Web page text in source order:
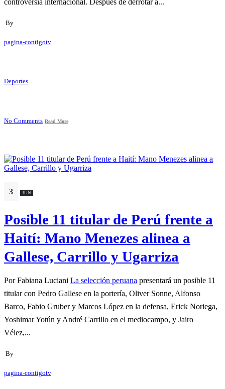
By
pagina-contigotv
Deportes
No Comments Read More
3 JUN
Posible 11 titular de Perú frente a
Haití: Mano Menezes alinea a
Gallese, Carrillo y Ugarriza
Por Fabiana Luciani La selección peruana presentará un posible 11
titular con Pedro Gallese en la portería, Oliver Sonne, Alfonso
Barco, Fabio Gruber y Marcos López en la defensa, Erick Noriega,
Yoshimar Yotún y André Carrillo en el mediocampo, y Jairo
Vélez,...
By
pagina-contigotv